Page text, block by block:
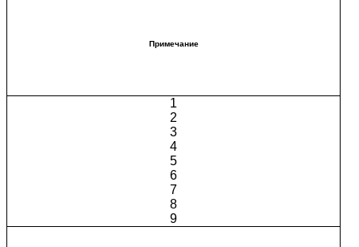
Примечание
1
2
3
4
5
6
7
8
9